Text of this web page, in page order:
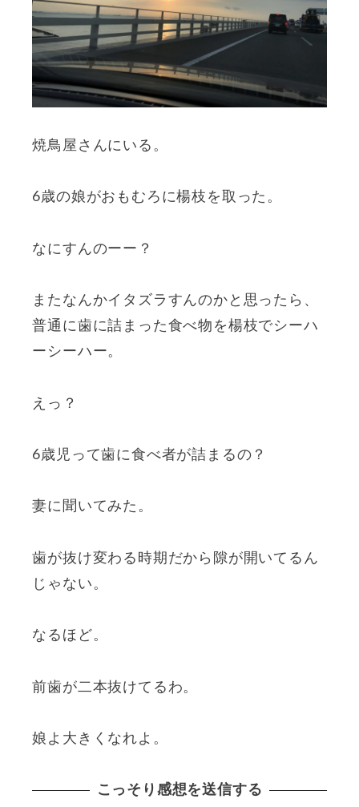
焼鳥屋さんにいる。
6歳の娘がおもむろに楊枝を取った。
なにすんのーー？
またなんかイタズラすんのかと思ったら、
普通に歯に詰まった食べ物を楊枝でシーハ
ーシーハー。
えっ？
6歳児って歯に食べ者が詰まるの？
妻に聞いてみた。
歯が抜け変わる時期だから隙が開いてるん
じゃない。
なるほど。
前歯が二本抜けてるわ。
娘よ大きくなれよ。
こっそり感想を送信する